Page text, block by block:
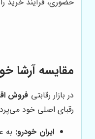
مقایسه آرشا
در بازار رقابتی فروش
رقبای اصلی خود
ایران خودرو: به